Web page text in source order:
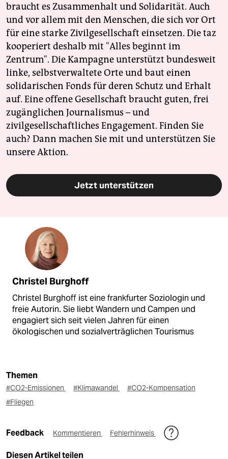
braucht es Zusammenhalt und Solidarität. Auch
und vor allem mit den Menschen, die sich vor Ort
für eine starke Zivilgesellschaft einsetzen. Die taz
kooperiert deshalb mit "Alles beginnt im
Zentrum". Die Kampagne unterstützt bundesweit
linke, selbstverwaltete Orte und baut einen
solidarischen Fonds für deren Schutz und Erhalt
auf. Eine offene Gesellschaft braucht guten, frei
zugänglichen Journalismus – und
zivilgesellschaftliches Engagement. Finden Sie
auch? Dann machen Sie mit und unterstützen Sie
unsere Aktion.
Jetzt unterstützen
Christel Burghoff
Christel Burghoff ist eine frankfurter Soziologin und
freie Autorin. Sie liebt Wandern und Campen und
engagiert sich seit vielen Jahren für einen
ökologischen und sozialverträglichen Tourismus
Themen
#CO2-Emissionen #Klimawandel
#CO2-Kompensation
#Fliegen
Feedback Kommentieren Fehlerhinweis
Diesen Artikel teilen